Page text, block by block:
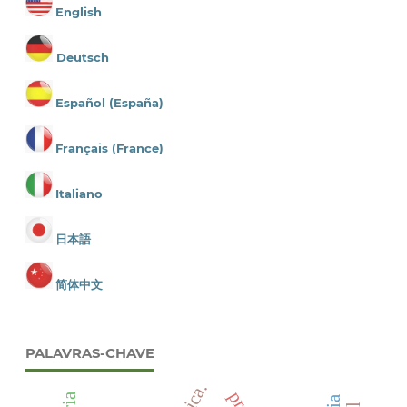
English
Deutsch
Español (España)
Français (France)
Italiano
日本語
简体中文
PALAVRAS-CHAVE